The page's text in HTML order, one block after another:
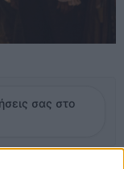
σας στο